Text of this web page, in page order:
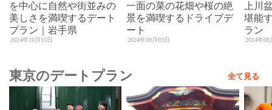
を中心に自然や街並みの
美しさを満喫するデート
プラン｜岩手県
2024年10月15日
一面の菜の花畑や桜の絶
景を満喫するドライブデ
ート
2024年09月03日
上川
堪能
ラン
2024年08
東京のデートプラン 全て見る